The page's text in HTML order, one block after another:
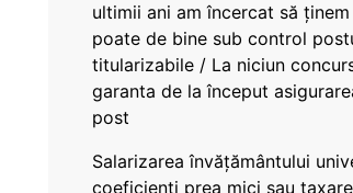
ultimii ani am încercat să
poate de bine sub control
titularizabile / La niciun
garanta de la început
post
Salarizarea învățământului
coeficienți prea mici sau